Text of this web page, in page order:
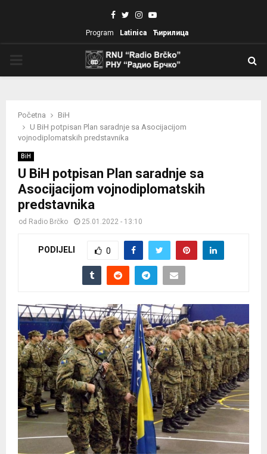
Facebook
TwitterInstagram
Youtube
Program Latinica Ћирилица
Početna
BiH
U BiH potpisan Plan saradnje sa Asocijacijom
vojnodiplomatskih predstavnika
BiH
U BiH potpisan Plan saradnje sa
Asocijacijom vojnodiplomatskih
predstavnika
od Radio Brčko 25.01.2022 - 13:10
PODIJELI 0